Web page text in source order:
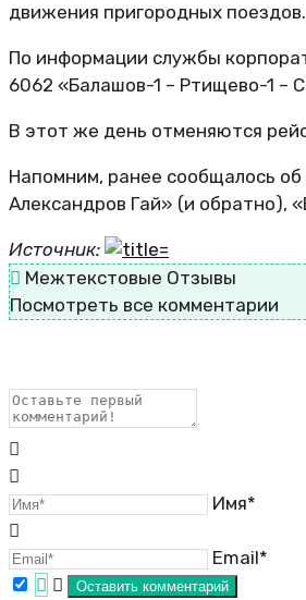
движения пригородных поездов.
По информации службы
6062 «Балашов-1 – Ртищево-1 –
В этот же день отменяются
Напомним, ранее сообщалось
Александров Гай» (и обратно),
Источник:
Межтекстовые Отзывы
Посмотреть все комментарии
Имя*
Email*